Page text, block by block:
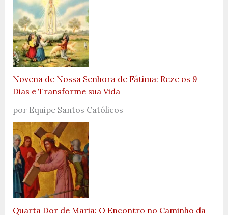
Novena de Nossa Senhora de Fátima: Reze os 9
Dias e Transforme sua Vida
por Equipe Santos Católicos
Quarta Dor de Maria: O Encontro no Caminho da